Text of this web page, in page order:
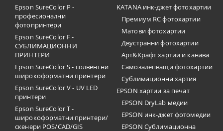
Epson SureColor P -
професионални
фотопринтери
Epson SureColor F -
СУБЛИМАЦИОННИ
ПРИНТЕРИ
Epson SureColor S - солвентни
широкоформатни принтери
Epson SureColor V - UV LED
принтери
Epson SureColor T -
широкоформатни принтери/
скенери POS/CAD/GIS
KATANA инк-джет фотохартии
Премиум RC фотохартии
Матови фотохартии
Двустранни фотохартии
Арт&Крафт хартии и канава
Самозалепващи фотохартии
Сублимационна хартия
EPSON хартии за печат
EPSON DryLab медии
EPSON инк-джет фотомедии
EPSON Сублимационна